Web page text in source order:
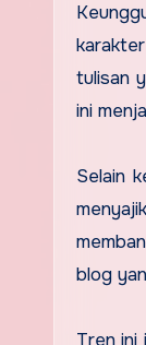
tulisan
ini
Selain
blog
Tren ini